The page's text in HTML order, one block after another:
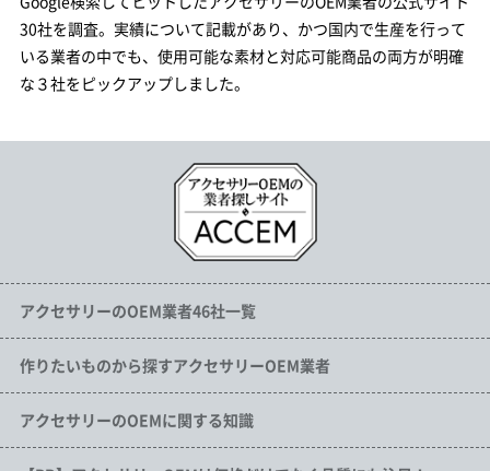
30社を調査。実績について記載があり、かつ国内で生産を行って
いる業者の中でも、使用可能な素材と対応可能商品の両方が明確
な３社をピックアップしました。
アクセサリーのOEM業者46社一覧
作りたいものから探すアクセサリーOEM業者
アクセサリーのOEMに関する知識